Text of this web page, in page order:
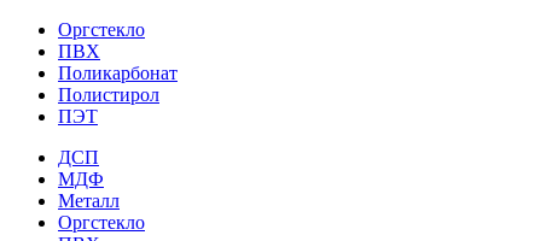
Оргстекло
ПВХ
Поликарбонат
Полистирол
ПЭТ
ДСП
МДФ
Металл
Оргстекло